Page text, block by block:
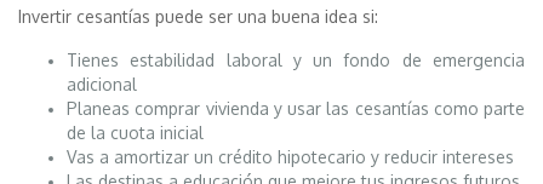
Invertir cesantías puede ser una buena idea si:
Tienes estabilidad laboral y un fondo de emergencia
adicional
Planeas comprar vivienda y usar las cesantías como parte
de la cuota inicial
Vas a amortizar un crédito hipotecario y reducir intereses